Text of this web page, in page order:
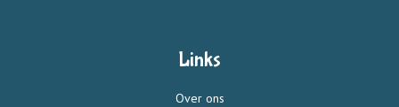
Links
Over ons